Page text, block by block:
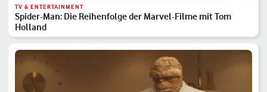
TV & ENTERTAINMENT
Spider-Man: Die Reihenfolge der Marvel-Filme mit Tom
Holland